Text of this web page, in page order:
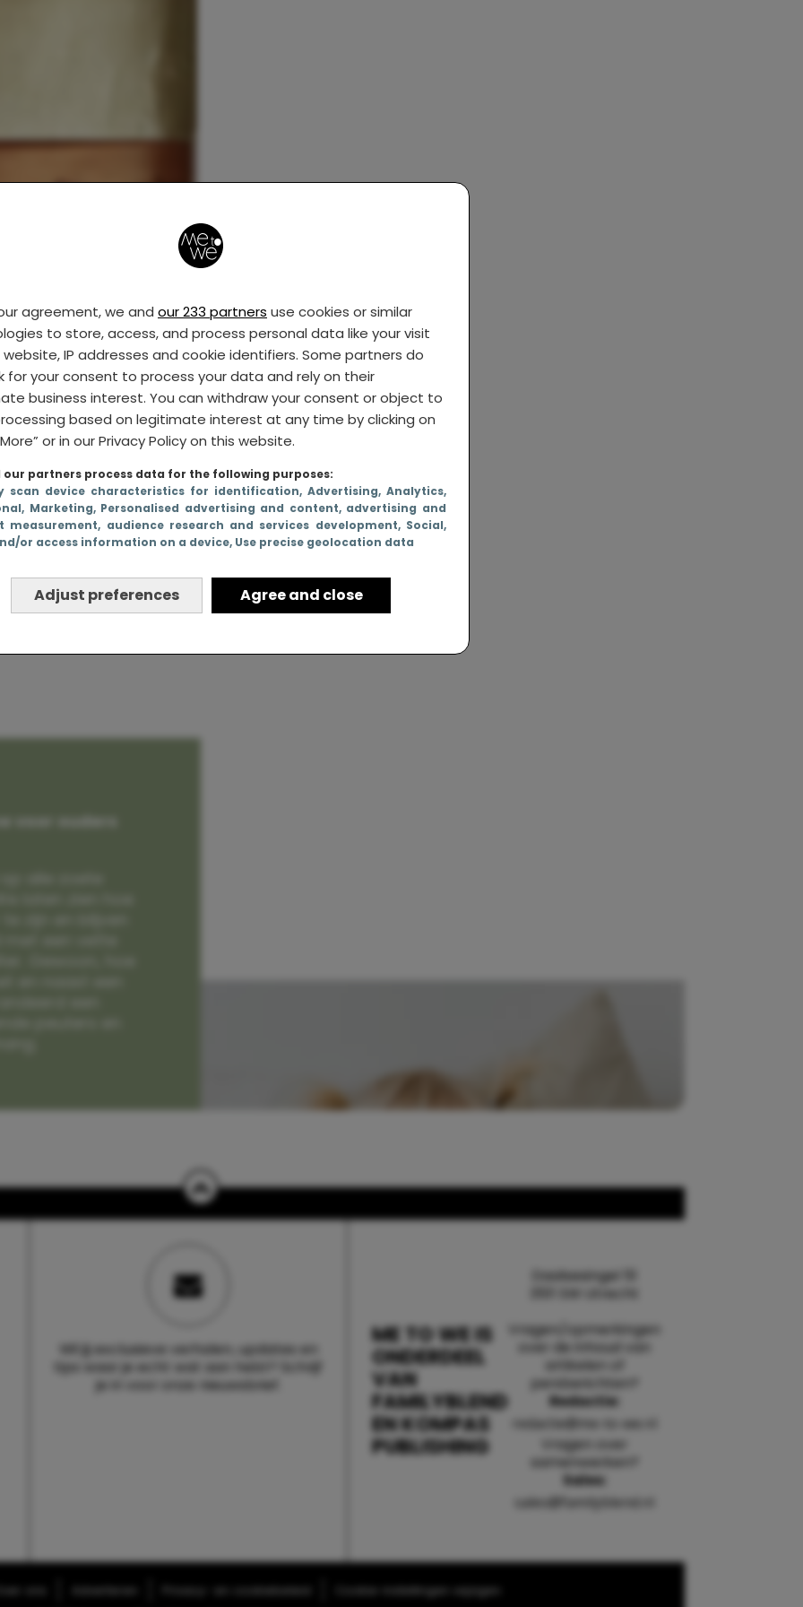
agreement, we and our 233 partners use cookies or similar
to store, access, and process personal data like your visit
IP addresses and cookie identifiers. Some partners do
for your consent to process your data and rely on their
business interest. You can withdraw your consent or object to
based on legitimate interest at any time by clicking on
or in our Privacy Policy on this website.
our partners process data for the following purposes:
scan device characteristics for identification, Advertising, Analytics,
, Marketing, Personalised advertising and content, advertising and
measurement, audience research and services development, Social,
or access information on a device, Use precise geolocation data
Adjust preferences Agree and close
de
(en iets
voor ouders
Wil jij exclusieve verhalen, updates en
tips waar je echt wat aan hebt? Schrijf
je in voor onze nieuwsbrief.
ME TO WE IS
ONDERDEEL
VAN
FAMILYBLEND
EN KOMPAS
PUBLISHING
Daalsesingel 51
3511 SW Utrecht
Vragen/opmerkingen
over de inhoud van
artikelen of
persberichten?
Redactie:
redactie@me-to-we.nl
Vragen over
samenwerken?
Sales:
sales@familyblend.nl
Cookie-instellingen wijzigen